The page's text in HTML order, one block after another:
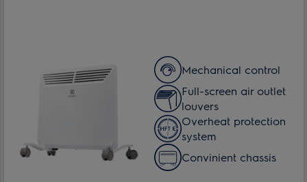
Mechanical control
Full-screen air outlet
louvers
Overheat protection
system
Сonvinient chassis